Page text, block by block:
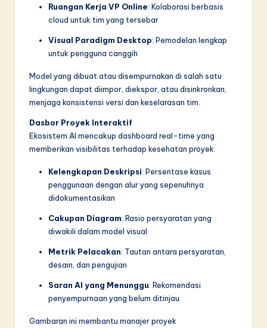
Ruangan Kerja VP Online: Kolaborasi berbasis
cloud untuk tim yang tersebar
Visual Paradigm Desktop: Pemodelan lengkap
untuk pengguna canggih
Model yang dibuat atau disempurnakan di salah satu
lingkungan dapat diimpor, diekspor, atau disinkronkan,
menjaga konsistensi versi dan keselarasan tim.
Dasbor Proyek Interaktif
Ekosistem AI mencakup dashboard real-time yang
memberikan visibilitas terhadap kesehatan proyek:
Kelengkapan Deskripsi: Persentase kasus
penggunaan dengan alur yang sepenuhnya
didokumentasikan
Cakupan Diagram: Rasio persyaratan yang
diwakili dalam model visual
Metrik Pelacakan: Tautan antara persyaratan,
desain, dan pengujian
Saran AI yang Menunggu: Rekomendasi
penyempurnaan yang belum ditinjau
Gambaran ini membantu manajer proyek